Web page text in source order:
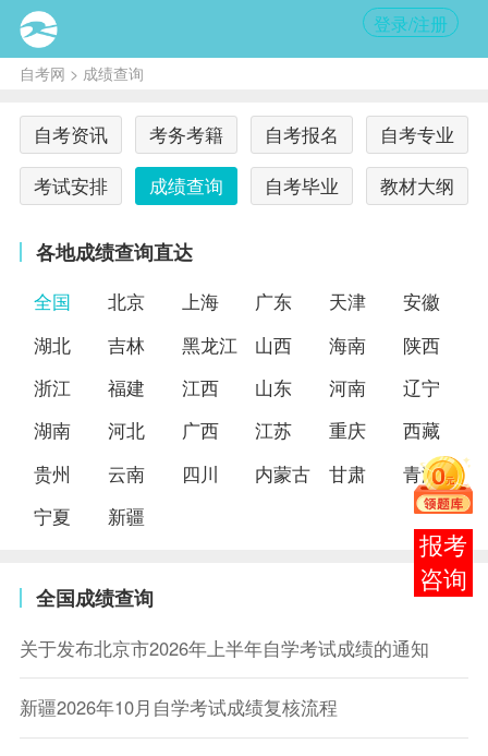
登录/注册
自考网 > 成绩查询
自考资讯 考务考籍 自考报名
自考专业
考试安排
成绩查询 自考毕业 教材大纲
各地成绩查询直达
全国 北京 上海 广东 天津
安徽
湖北
吉林 黑龙江 山西 海南
陕西
浙江
福建 江西 山东 河南
辽宁
湖南
河北 广西 江苏 重庆
西藏
贵州
云南 四川 内蒙古 甘肃
青海
宁夏
新疆
全国成绩查询
关于发布北京市2026年上半年自学考试成绩的通知
新疆2026年10月自学考试成绩复核流程
在线
客服